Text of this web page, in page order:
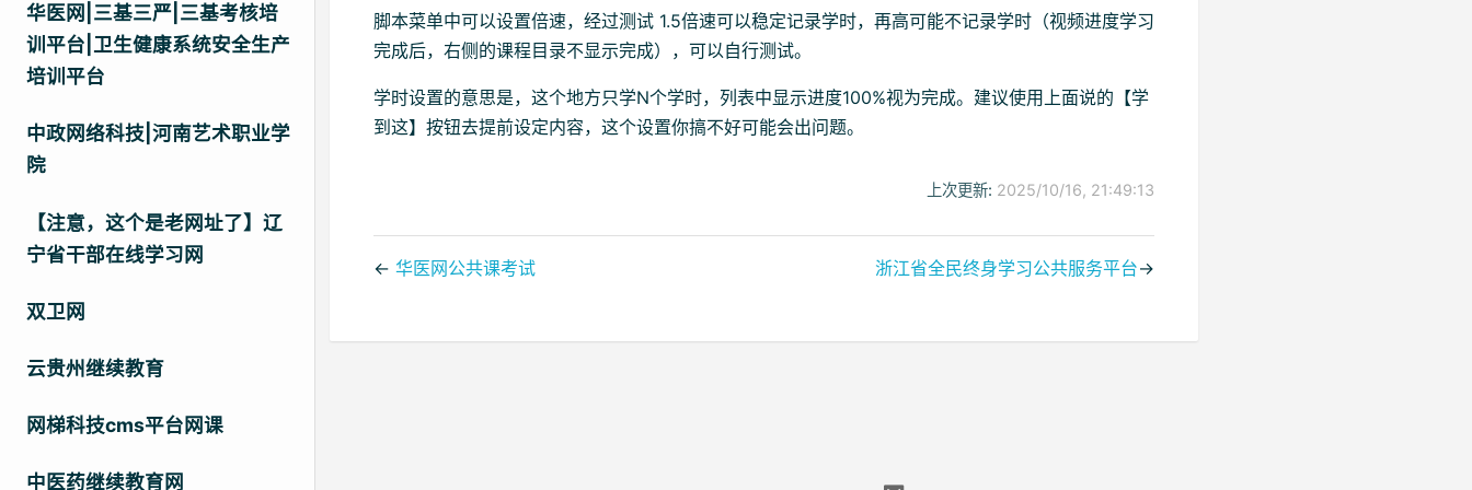
华医网|三基三严|三基考核培
训平台|卫生健康系统安全生产
培训平台
中政网络科技|河南艺术职业学
院
【注意，这个是老网址了】辽
宁省干部在线学习网
双卫网
云贵州继续教育
网梯科技cms平台网课
中医药继续教育网
脚本菜单中可以设置倍速，经过测试 1.5倍速可以稳定记录学时，再高可能不记录学时（视频进度学习
完成后，右侧的课程目录不显示完成），可以自行测试。
学时设置的意思是，这个地方只学N个学时，列表中显示进度100%视为完成。建议使用上面说的【学
到这】按钮去提前设定内容，这个设置你搞不好可能会出问题。
上次更新: 2025/10/16, 21:49:13
← 华医网公共课考试 浙江省全民终身学习公共服务平台→